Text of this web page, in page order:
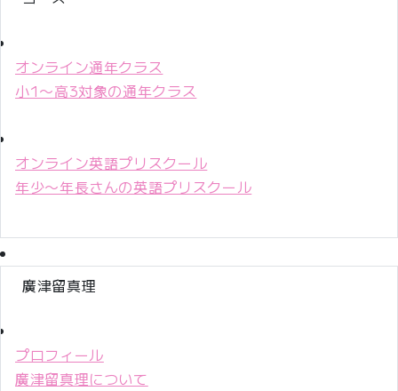
オンライン通年クラス
小1〜高3対象の通年クラス
オンライン英語プリスクール
年少〜年長さんの英語プリスクール
廣津留真理
プロフィール
廣津留真理について